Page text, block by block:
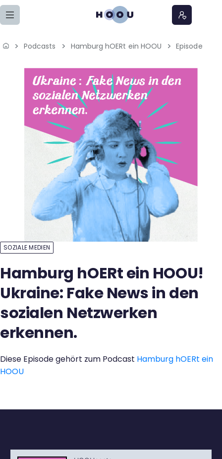
Zum Seiteninhalt springen
Home
Lernangebote
Podcasts
Meine Lernangebote
Veranstaltungen
Über uns
Podcasts Hamburg hOERt ein HOOU Episode
SOZIALE MEDIEN
Hamburg hOERt ein HOOU!
Ukraine: Fake News in den
sozialen Netzwerken
erkennen.
Diese Episode gehört zum Podcast Hamburg hOERt ein
HOOU